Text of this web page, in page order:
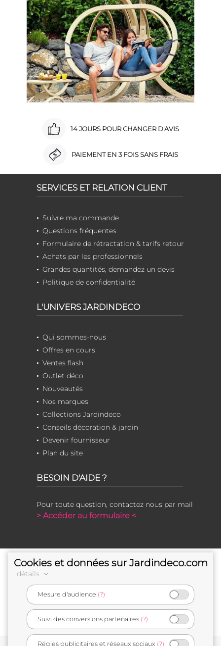
14 JOURS POUR CHANGER D'AVIS
PAIEMENT EN 3 FOIS SANS FRAIS
SERVICES ET RELATION CLIENT
Suivre ma commande
Questions fréquentes
Formulaire de rétractation & tarifs retour
Achats par les professionnels
Grandes quantités, demandez un devis
Politique de confidentialité
L'UNIVERS JARDINDECO
Qui sommes-nous
Offres en cours
Ventes flash
Outlet déco
Nouveautés
Nos marques
Collections Jardindeco
Conseils décoration & jardin
Devenir fournisseur
Plan du site
BESOIN D'AIDE ?
Pour toute question, contactez nous par mail
> Accéder au formulaire <
e-commerçant français
Cookies et données sur Jardindeco.com
détails
Mesure d'audience (?)
Suivi des conversions partenaires (?)
Régies publicitaires et réseaux sociaux (?)